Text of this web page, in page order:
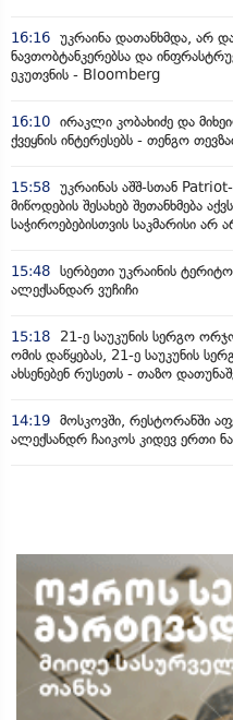
16:16 უკრაინა დათანხმდა, არ
ნავთობტანკერებსა და
ეკუთვნის - Bloomberg
16:10 ირაკლი კობახიძე და
ქვეყნის ინტერესებს - თენგო
15:58 უკრაინას აშშ-სთან
მიწოდების შესახებ შეთანხმება
საჭიროებებისთვის საკმარისი
15:48 სერბეთი უკრაინის
ალექსანდარ ვუჩიჩი
15:18
21-ე საუკუნის სერგო
ომის დაწყებას, 21-ე საუკუნის
ახსენებენ რუსეთს - თაზო
14:19 მოსკოვში, რესტორანში
ალექსანდრ ჩაიკოს კიდევ ერთი